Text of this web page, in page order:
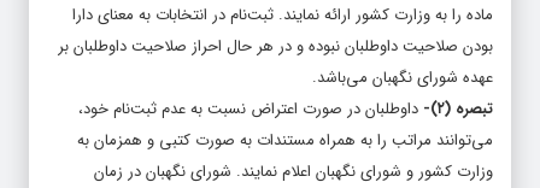
ماده را به وزارت کشور ارائه نمایند. ثبت‌نام در انتخابات به معنای دارا
بودن صلاحیت داوطلبان نبوده و در هر حال احراز صلاحیت داوطلبان بر
عهده شورای نگهبان می‌باشد.
تبصره (۲)-
داوطلبان در صورت اعتراض نسبت به عدم ثبت‌نام خود،
می‌توانند مراتب را به همراه مستندات به صورت کتبی و همزمان به
وزارت کشور و شورای نگهبان اعلام نمایند. شورای نگهبان در زمان